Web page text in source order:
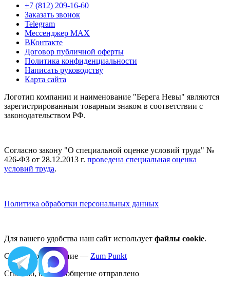
+7 (812) 209-16-60
Заказать звонок
Telegram
Мессенджер MAX
ВКонтакте
Договор публичной оферты
Политика конфиденциальности
Написать руководству
Карта сайта
Логотип компании и наименование "Берега Невы" являются
зарегистрированным товарным знаком в соответствии с
законодательством РФ.
Согласно закону "О специальной оценке условий труда" №
426-ФЗ от 28.12.2013 г. проведена специальная оценка
условий труда.
Политика обработки персональных данных
Для вашего удобства наш сайт использует файлы cookie.
Сайт и продвижение — Zum Punkt
Спасибо, ваше сообщение отправлено